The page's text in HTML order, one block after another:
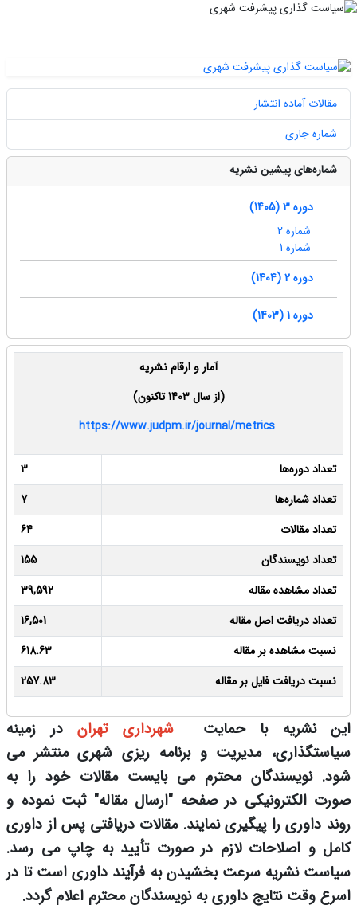
مقالات آماده انتشار
شماره جاری
شماره‌های پیشین نشریه
دوره 3 (1405)
شماره 2
شماره 1
دوره 2 (1404)
دوره 1 (1403)
آمار و ارقام نشریه
(از سال 1403 تاکنون)
تعداد دوره‌ها
3
تعداد شماره‌ها
7
تعداد مقالات
64
تعداد نویسندگان
155
تعداد مشاهده مقاله
39,592
تعداد دریافت اصل مقاله
16,501
نسبت مشاهده بر مقاله
618.63
نسبت دریافت فایل بر مقاله
257.83
این نشریه با حمایت شهرداری تهران در زمینه
سیاستگذاری، مدیریت و برنامه ریزی شهری منتشر می
شود. نویسندگان محترم می بایست مقالات خود را به
صورت الکترونیکی در صفحه "ارسال مقاله" ثبت نموده و
روند داوری را پی­گیری نمایند. مقالات دریافتی پس از داوری
کامل و اصلاحات لازم در صورت تأیید به چاپ می رسد.
سیاست نشریه سرعت بخشیدن به فرآیند داوری است تا در
اسرع وقت نتایج داوری به نویسندگان محترم اعلام گردد.